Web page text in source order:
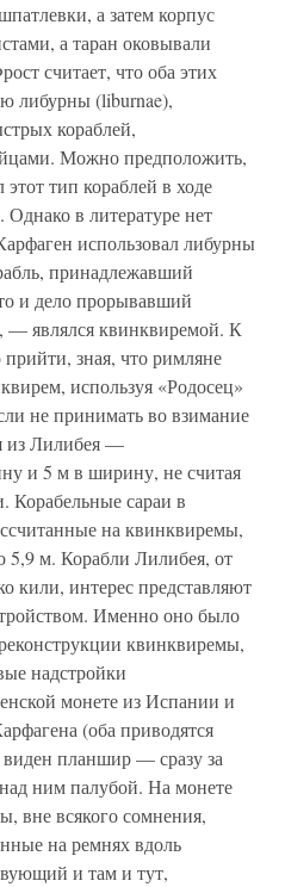
а затем корпус
а таран оковывали
считает, что оба этих
либурны (liburnae),
кораблей,
Можно предположить,
тип кораблей в ходе
в литературе нет
использовал либурны
принадлежавший
и дело прорывавший
— являлся квинквиремой. К
зная, что римляне
используя «Родосец»
не принимать во взимание
из Лилибея —
и 5 м в ширину, не считая
сараи в
на квинквиремы,
5,9 м. Корабли Лилибея, от
кили, интерес представляют
Именно оно было
квинквиремы,
надстройки
монете из Испании и
(оба приводятся
планшир — сразу за
ним палубой. На монете
вне всякого сомнения,
на ремнях вдоль
и там и тут,